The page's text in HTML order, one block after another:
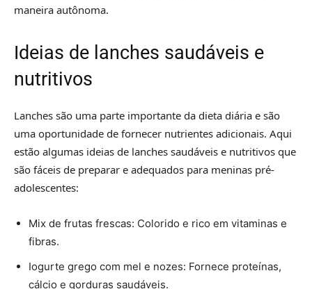
maneira autônoma.
Ideias de lanches saudáveis e
nutritivos
Lanches são uma parte importante da dieta diária e são
uma oportunidade de fornecer nutrientes adicionais. Aqui
estão algumas ideias de lanches saudáveis e nutritivos que
são fáceis de preparar e adequados para meninas pré-
adolescentes:
Mix de frutas frescas: Colorido e rico em vitaminas e
fibras.
Iogurte grego com mel e nozes: Fornece proteínas,
cálcio e gorduras saudáveis.